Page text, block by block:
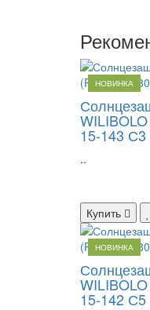
НОВИНКА
15-143 С3
..
Купить
НОВИНКА
15-142